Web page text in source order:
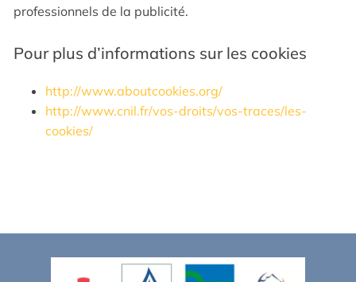
professionnels de la publicité.
Pour plus d’informations sur les cookies
http://www.aboutcookies.org/
http://www.cnil.fr/vos-droits/vos-traces/les-
cookies/